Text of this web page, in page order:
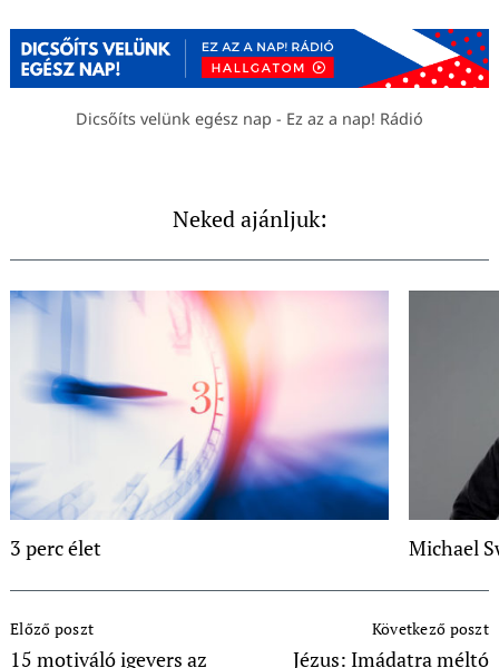
Dicsőíts velünk egész nap - Ez az a nap! Rádió
Neked ajánljuk:
3 perc élet Michael
Navigation
Előző poszt
15 motiváló igevers az
Következő poszt
Jézus: Imádatra méltó